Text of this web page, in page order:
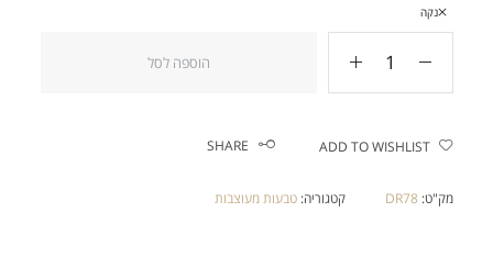
נקה
הוספה לסל
ADD TO WISHLIST
SHARE
מק"ט: DR78 קטגוריה:טבעות מעוצבות